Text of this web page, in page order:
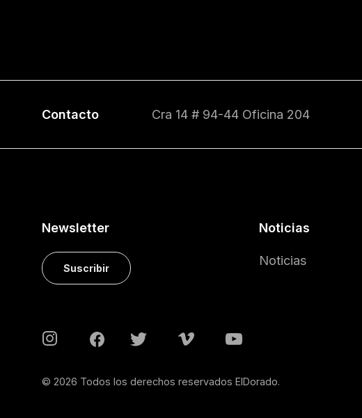
Contacto Cra 14 # 94-44 Oficina 204
Newsletter
Suscribir
Noticias
Noticias
© 2026 Todos los derechos reservados ElDorado.